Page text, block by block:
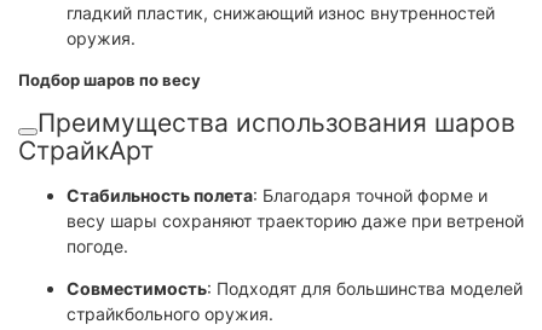
гладкий пластик, снижающий износ внутренностей
оружия.​
Подбор шаров по весу
Преимущества использования шаров
СтрайкАрт
Стабильность полета: Благодаря точной форме и
весу шары сохраняют траекторию даже при ветреной
погоде.
Совместимость: Подходят для большинства моделей
страйкбольного оружия.